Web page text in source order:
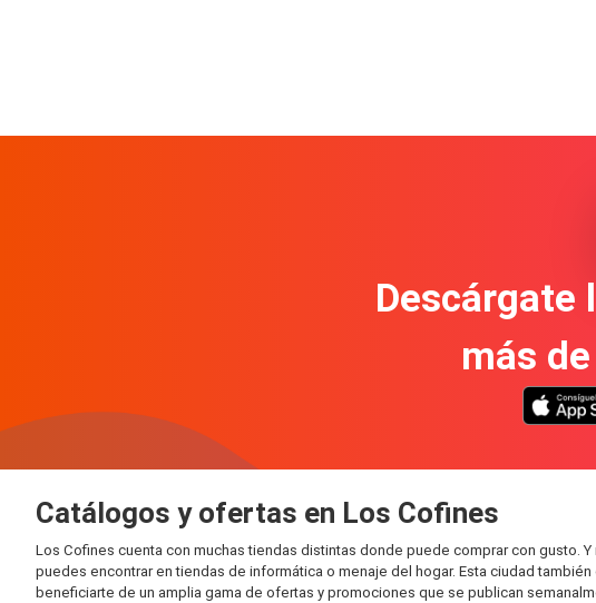
Descárgate
más
Catálogos y ofertas en Los Cofines
Los Cofines cuenta con muchas tiendas distintas donde puede comprar con gusto.
puedes encontrar en tiendas de informática o menaje del hogar. Esta ciudad
beneficiarte de un amplia gama de ofertas y promociones que se publican